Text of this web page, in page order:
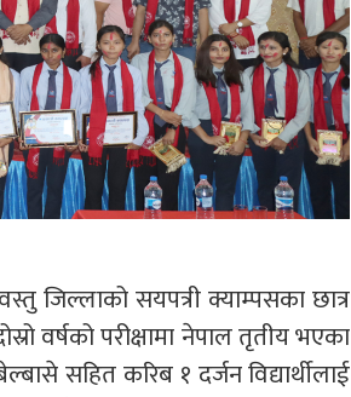
जिल्लाको सयपत्री क्याम्पसका छात्र
वर्षको परीक्षामा नेपाल तृतीय भएका
सहित करिब १ दर्जन विद्यार्थीलाई